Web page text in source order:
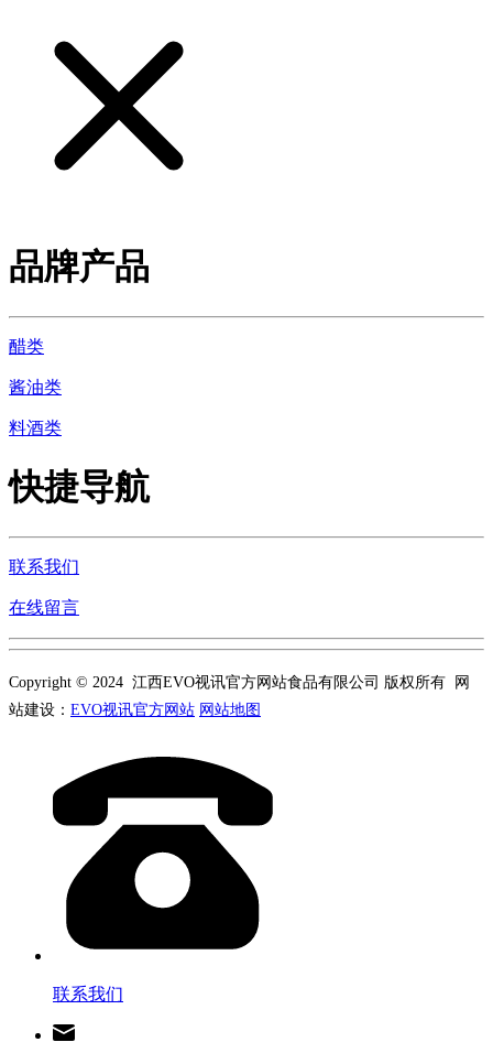
品牌产品
醋类
酱油类
料酒类
快捷导航
联系我们
在线留言
Copyright © 2024 江西EVO视讯官方网站食品有限公司 版权所有 网
站建设： EVO视讯官方网站 网站地图
联系我们